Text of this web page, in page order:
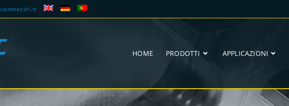
HOME PRODOTTI APPLICAZIONI